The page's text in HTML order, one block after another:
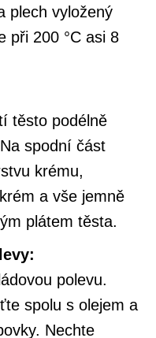
plech vyložený
při 200 °C asi 8
těsto podélně
spodní část
krému,
a vše jemně
plátem těsta.
polevu.
spolu s olejem a
Nechte